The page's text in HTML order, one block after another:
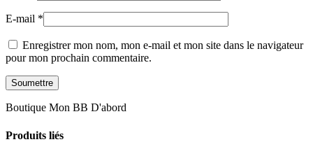
E-mail *
Enregistrer mon nom, mon e-mail et mon site dans le navigateur
pour mon prochain commentaire.
Boutique Mon BB D'abord
Produits liés